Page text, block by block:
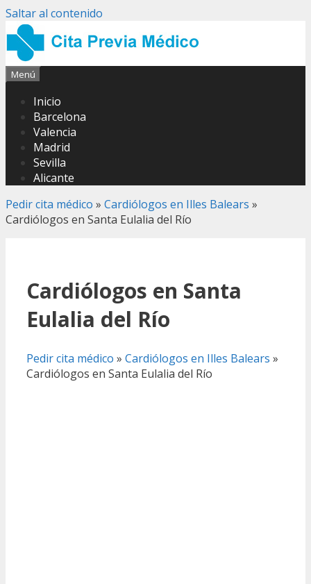
Saltar al contenido
Menú
Inicio
Barcelona
Valencia
Madrid
Sevilla
Alicante
Pedir cita médico » Cardiólogos en Illes Balears »
Cardiólogos en Santa Eulalia del Río
Cardiólogos en Santa
Eulalia del Río
Pedir cita médico » Cardiólogos en Illes Balears »
Cardiólogos en Santa Eulalia del Río